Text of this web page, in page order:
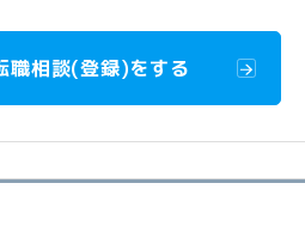
職相談(登録)をする